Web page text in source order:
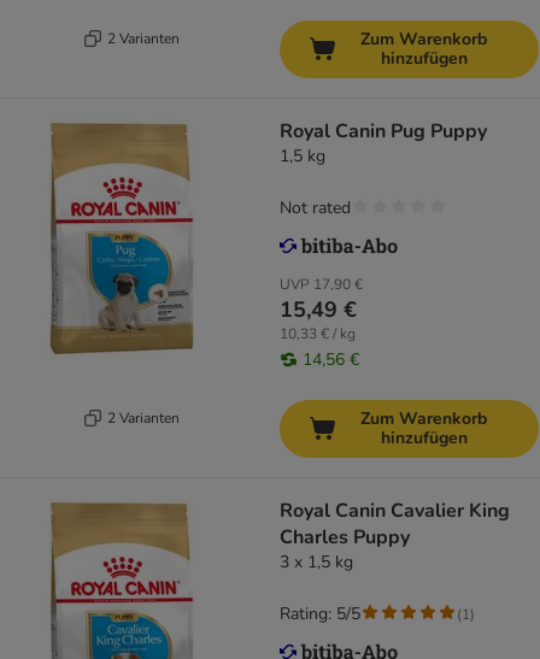
2 Varianten
Zum Warenkorb
hinzufügen
2 Varianten
Royal Canin Pug Puppy
1,5 kg
UVP 17,90 €
15,49 €
10,33 € / kg
14,56 €
Not rated
Zum Warenkorb
hinzufügen
Royal Canin Cavalier King
Charles Puppy
3 x 1,5 kg
Rating: 5/5 (1)